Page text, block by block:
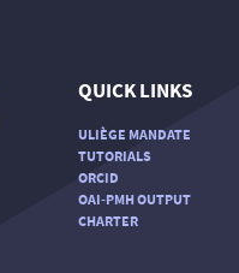
QUICK LINKS
ULIÈGE MANDATE
TUTORIALS
ORCID
OAI-PMH OUTPUT
CHARTER